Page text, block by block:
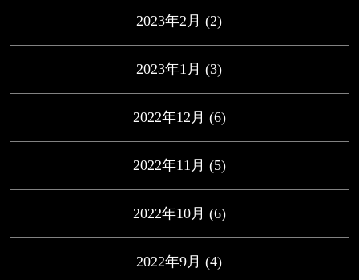
2023年2月 (2)
2023年1月 (3)
2022年12月 (6)
2022年11月 (5)
2022年10月 (6)
2022年9月 (4)